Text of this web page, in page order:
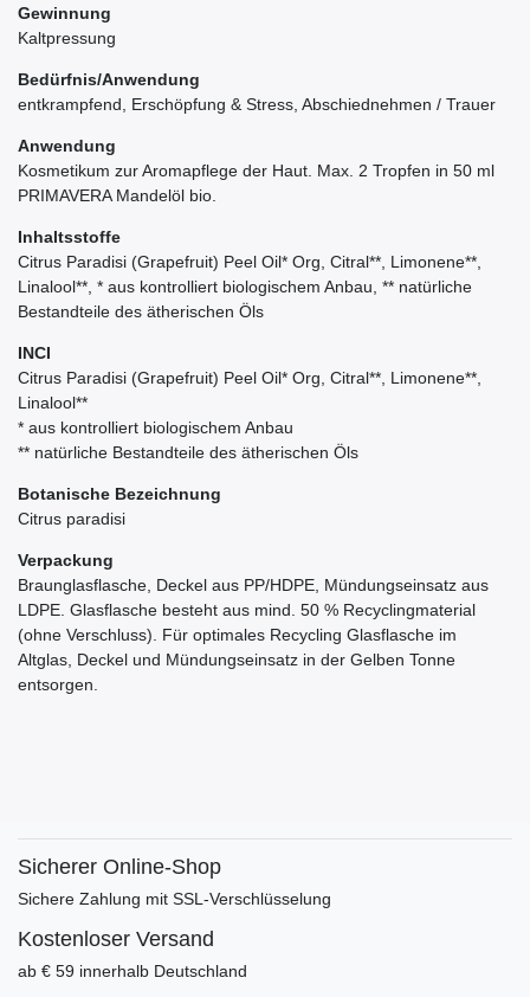
Gewinnung
Kaltpressung
Bedürfnis/Anwendung
entkrampfend, Erschöpfung & Stress, Abschiednehmen / Trauer
Anwendung
Kosmetikum zur Aromapflege der Haut. Max. 2 Tropfen in 50 ml
PRIMAVERA Mandelöl bio.
Inhaltsstoffe
Citrus Paradisi (Grapefruit) Peel Oil* Org, Citral**, Limonene**,
Linalool**, * aus kontrolliert biologischem Anbau, ** natürliche
Bestandteile des ätherischen Öls
INCI
Citrus Paradisi (Grapefruit) Peel Oil* Org, Citral**, Limonene**,
Linalool**
* aus kontrolliert biologischem Anbau
** natürliche Bestandteile des ätherischen Öls
Botanische Bezeichnung
Citrus paradisi
Verpackung
Braunglasflasche, Deckel aus PP/HDPE, Mündungseinsatz aus
LDPE. Glasflasche besteht aus mind. 50 % Recyclingmaterial
(ohne Verschluss). Für optimales Recycling Glasflasche im
Altglas, Deckel und Mündungseinsatz in der Gelben Tonne
entsorgen.
Sicherer Online-Shop
Sichere Zahlung mit SSL-Verschlüsselung
Kostenloser Versand
ab € 59 innerhalb Deutschland